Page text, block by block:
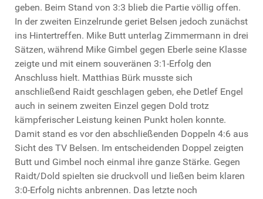
geben. Beim Stand von 3:3 blieb die Partie völlig offen.
In der zweiten Einzelrunde geriet Belsen jedoch zunächst
ins Hintertreffen. Mike Butt unterlag Zimmermann in drei
Sätzen, während Mike Gimbel gegen Eberle seine Klasse
zeigte und mit einem souveränen 3:1-Erfolg den
Anschluss hielt. Matthias Bürk musste sich
anschließend Raidt geschlagen geben, ehe Detlef Engel
auch in seinem zweiten Einzel gegen Dold trotz
kämpferischer Leistung keinen Punkt holen konnte.
Damit stand es vor den abschließenden Doppeln 4:6 aus
Sicht des TV Belsen. Im entscheidenden Doppel zeigten
Butt und Gimbel noch einmal ihre ganze Stärke. Gegen
Raidt/Dold spielten sie druckvoll und ließen beim klaren
3:0-Erfolg nichts anbrennen. Das letzte noch